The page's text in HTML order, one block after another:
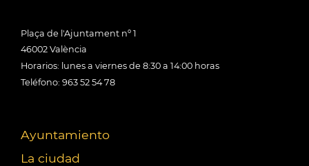
Plaça de l'Ajuntament nº 1
46002 València
Horarios: lunes a viernes de 8:30 a 14:00 horas
Teléfono: 963 52 54 78
Ayuntamiento
La ciudad